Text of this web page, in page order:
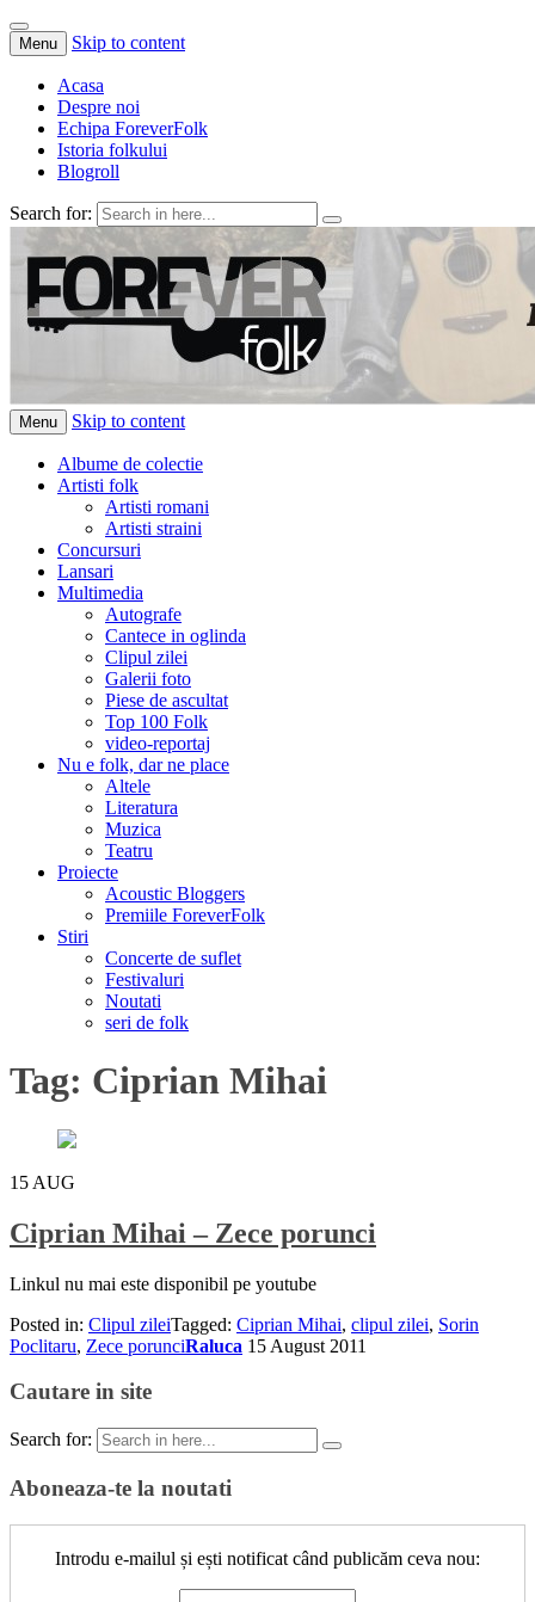
Menu Skip to content
Acasa
Despre noi
Echipa ForeverFolk
Istoria folkului
Blogroll
Search for:
ForeverFolk
Muzica sufletului tau
Menu Skip to content
Albume de colectie
Artisti folk
Artisti romani
Artisti straini
Concursuri
Lansari
Multimedia
Autografe
Cantece in oglinda
Clipul zilei
Galerii foto
Piese de ascultat
Top 100 Folk
video-reportaj
Nu e folk, dar ne place
Altele
Literatura
Muzica
Teatru
Proiecte
Acoustic Bloggers
Premiile ForeverFolk
Stiri
Concerte de suflet
Festivaluri
Noutati
seri de folk
Tag: Ciprian Mihai
15 AUG
Ciprian Mihai – Zece porunci
Linkul nu mai este disponibil pe youtube
Posted in: Clipul zileiTagged: Ciprian Mihai, clipul zilei, Sorin
Poclitaru, Zece porunciRaluca 15 August 2011
Cautare in site
Search for:
Aboneaza-te la noutati
Introdu e-mailul și ești notificat când publicăm ceva nou: